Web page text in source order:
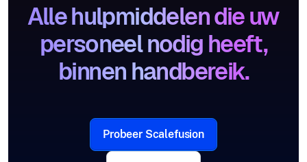
Alle hulpmiddelen die uw
personeel nodig heeft,
binnen handbereik.
Probeer Scalefusion